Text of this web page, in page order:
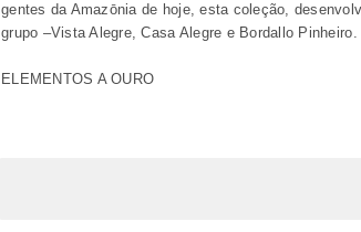
gentes da Amazōnia de hoje, esta coleção,
grupo –Vista Alegre, Casa Alegre e Bordallo Pinheiro.
ELEMENTOS A OURO